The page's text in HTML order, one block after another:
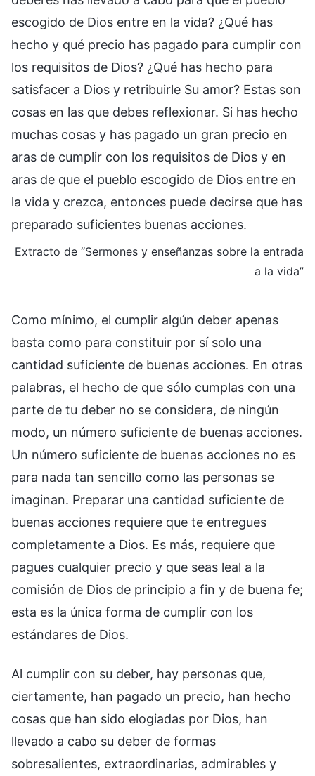
escogido de Dios entre en la vida? ¿Qué has
hecho y qué precio has pagado para cumplir con
los requisitos de Dios? ¿Qué has hecho para
satisfacer a Dios y retribuirle Su amor? Estas son
cosas en las que debes reflexionar. Si has hecho
muchas cosas y has pagado un gran precio en
aras de cumplir con los requisitos de Dios y en
aras de que el pueblo escogido de Dios entre en
la vida y crezca, entonces puede decirse que has
preparado suficientes buenas acciones.
Extracto de “Sermones y enseñanzas sobre la entrada
a la vida”
Como mínimo, el cumplir algún deber apenas
basta como para constituir por sí solo una
cantidad suficiente de buenas acciones. En otras
palabras, el hecho de que sólo cumplas con una
parte de tu deber no se considera, de ningún
modo, un número suficiente de buenas acciones.
Un número suficiente de buenas acciones no es
para nada tan sencillo como las personas se
imaginan. Preparar una cantidad suficiente de
buenas acciones requiere que te entregues
completamente a Dios. Es más, requiere que
pagues cualquier precio y que seas leal a la
comisión de Dios de principio a fin y de buena fe;
esta es la única forma de cumplir con los
estándares de Dios.
Al cumplir con su deber, hay personas que,
ciertamente, han pagado un precio, han hecho
cosas que han sido elogiadas por Dios, han
llevado a cabo su deber de formas
sobresalientes, extraordinarias, admirables y